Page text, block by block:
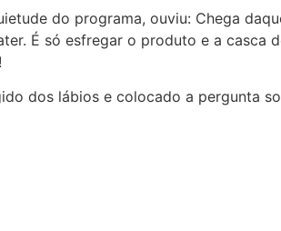
do programa, ouviu: Chega
É só esfregar o produto e a casca
dos lábios e colocado a pergunta